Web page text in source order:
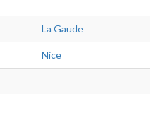
La Gaude
Nice